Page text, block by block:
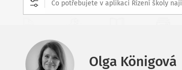
Olga Königová